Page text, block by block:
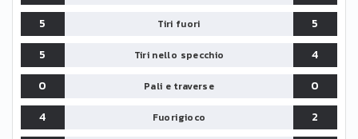
5
Tiri fuori
5
5
Tiri nello specchio
4
0
Pali e traverse
0
4
Fuorigioco
2